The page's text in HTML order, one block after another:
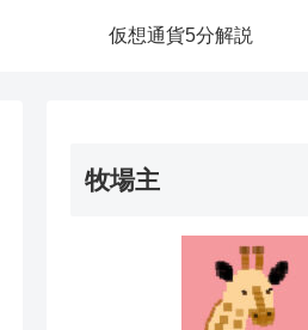
仮想通貨5分解説
牧場主